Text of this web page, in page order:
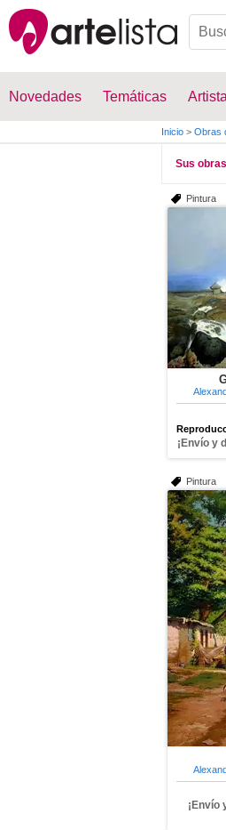
Novedades Temáticas
Inicio > Obras
Sus obras
Pintura
¡Envío y
Pintura
¡Envío